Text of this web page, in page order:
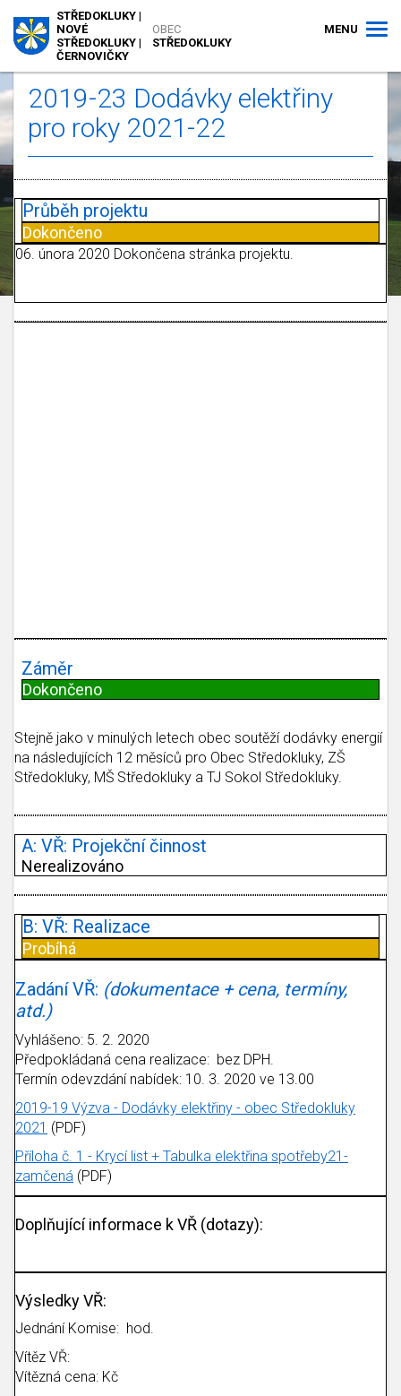
OBEC
STŘEDOKLUKY
STŘEDOKLUKY |
NOVÉ
STŘEDOKLUKY |
ČERNOVIČKY
MENU
2019-23 Dodávky elektřiny
pro roky 2021-22
Průběh projektu
Dokončeno
06. února 2020 Dokončena stránka projektu.
Záměr
Dokončeno
Stejně jako v minulých letech obec soutěží dodávky energií
na následujících 12 měsíců pro Obec Středokluky, ZŠ
Středokluky, MŠ Středokluky a TJ Sokol Středokluky.
A: VŘ: Projekční činnost
Nerealizováno
B: VŘ: Realizace
Probíhá
Zadání VŘ: (dokumentace + cena, termíny,
atd.)
Vyhlášeno: 5. 2. 2020
Předpokládaná cena realizace: bez DPH.
Termín odevzdání nabídek: 10. 3. 2020 ve 13.00
2019-19 Výzva - Dodávky elektřiny - obec Středokluky
2021 (PDF)
Příloha č. 1 - Krycí list + Tabulka elektřina spotřeby21-
zamčená (PDF)
Doplňující informace k VŘ (dotazy):
Výsledky VŘ:
Jednání Komise: hod.
Vítěz VŘ:
Vítězná cena: Kč